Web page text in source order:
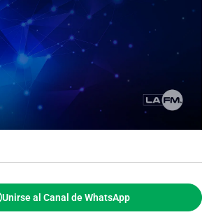
Unirse al Canal de WhatsApp